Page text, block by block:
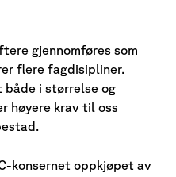
gjennomføres som
flere fagdisipliner.
både i størrelse og
høyere krav til oss
konsernet oppkjøpet av